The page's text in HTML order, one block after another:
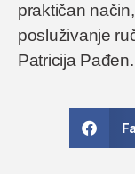
praktičan
posluživanje
Patricija Pađen.